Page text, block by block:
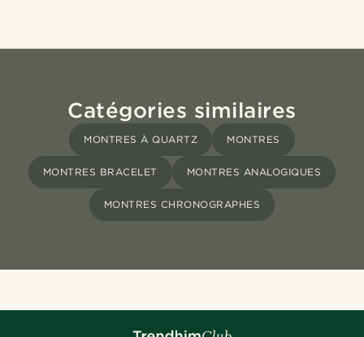
Catégories similaires
MONTRES À QUARTZ MONTRES
MONTRES BRACELET MONTRES ANALOGIQUES
MONTRES CHRONOGRAPHES